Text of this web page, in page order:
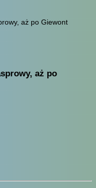
aż po Giewont
aż po